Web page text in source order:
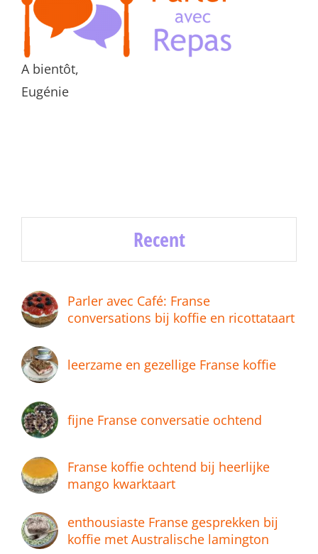
A bientôt,
Eugénie
Recent
Parler avec Café: Franse
conversations bij koffie en ricottataart
leerzame en gezellige Franse koffie
fijne Franse conversatie ochtend
Franse koffie ochtend bij heerlijke
mango kwarktaart
enthousiaste Franse gesprekken bij
koffie met Australische lamington